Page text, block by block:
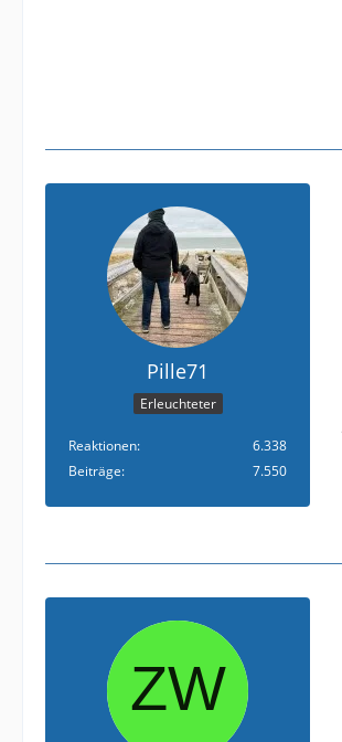
Pille71
Erleuchteter
Reaktionen
6.338
Beiträge
7.550